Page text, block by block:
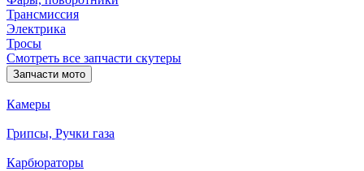
Трансмиссия
Электрика
Тросы
Смотреть все запчасти скутеры
Запчасти мото
Камеры
Грипсы, Ручки газа
Карбюраторы